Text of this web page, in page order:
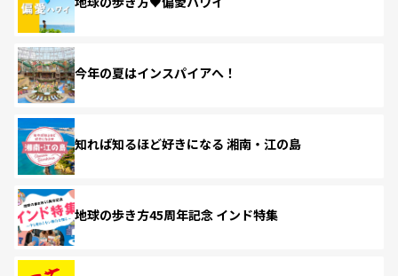
今年の夏はインスパイアへ！
知れば知るほど好きになる 湘南・江の島
地球の歩き方45周年記念 インド特集